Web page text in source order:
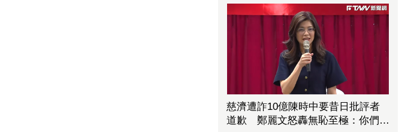
慈濟遭詐10億陳時中要昔日批評者
道歉 鄭麗文怒轟無恥至極：你們該